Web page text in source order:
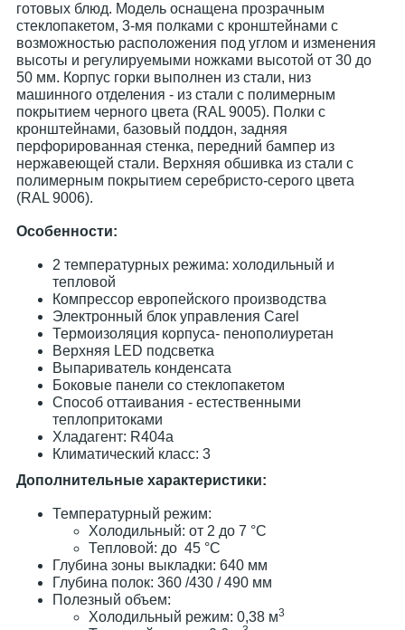
готовых блюд. Модель оснащена прозрачным
стеклопакетом, 3-мя полками с кронштейнами c
возможностью расположения под углом и изменения
высоты и регулируемыми ножками высотой от 30 до
50 мм. Корпус горки выполнен из стали, низ
машинного отделения - из стали с полимерным
покрытием черного цвета (RAL 9005). Полки с
кронштейнами, базовый поддон, задняя
перфорированная стенка, передний бампер из
нержавеющей стали. Верхняя обшивка из стали с
полимерным покрытием серебристо-серого цвета
(RAL 9006).
Особенности:
2 температурных режима: холодильный и
тепловой
Компрессор европейского производства
Электронный блок управления Carel
Термоизоляция корпуса- пенополиуретан
Верхняя LED подсветка
Выпариватель конденсата
Боковые панели со стеклопакетом
Способ оттаивания - естественными
теплопритоками
Хладагент: R404a
Климатический класс: 3
Дополнительные характеристики:
Температурный режим:
Холодильный: от 2 до 7 °C
Тепловой: до 45 °C
Глубина зоны выкладки: 640 мм
Глубина полок: 360 /430 / 490 мм
Полезный объем:
Холодильный режим: 0,38 м3